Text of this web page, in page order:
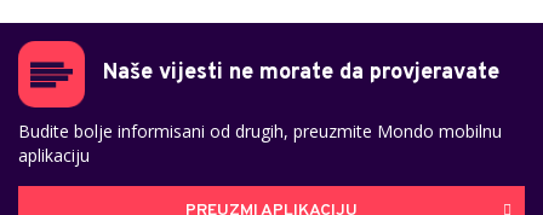
Naše vijesti ne morate da provjeravate
Budite bolje informisani od drugih, preuzmite Mondo mobilnu
aplikaciju
PREUZMI APLIKACIJU